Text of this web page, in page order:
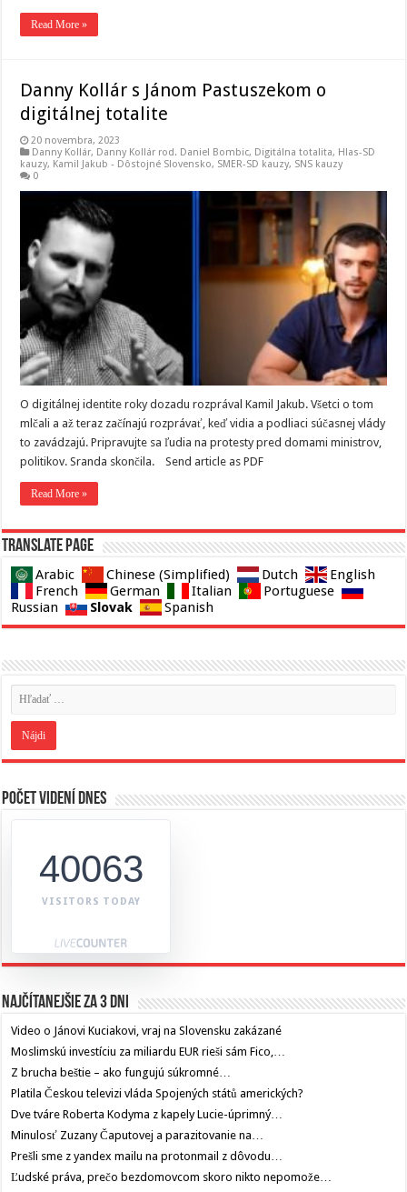
Read More »
Danny Kollár s Jánom Pastuszekom o
digitálnej totalite
20 novembra, 2023
Danny Kollár, Danny Kollár rod. Daniel Bombic, Digitálna totalita, Hlas-SD
kauzy, Kamil Jakub - Dôstojné Slovensko, SMER-SD kauzy, SNS kauzy
0
O digitálnej identite roky dozadu rozprával Kamil Jakub. Všetci o tom
mlčali a až teraz začínajú rozprávať, keď vidia a podliaci súčasnej vlády
to zavádzajú. Pripravujte sa ľudia na protesty pred domami ministrov,
politikov. Sranda skončila. Send article as PDF
Read More »
Translate page
Arabic Chinese (Simplified) Dutch
English
French
German Italian
Portuguese
Russian
Slovak Spanish
Počet videní dnes
40063
VISITORS TODAY
Najčítanejšie za 3 dni
Video o Jánovi Kuciakovi, vraj na Slovensku zakázané
Moslimskú investíciu za miliardu EUR rieši sám Fico,…
Z brucha beštie – ako fungujú súkromné…
Platila Českou televizi vláda Spojených států amerických?
Dve tváre Roberta Kodyma z kapely Lucie-úprimný…
Minulosť Zuzany Čaputovej a parazitovanie na…
Prešli sme z yandex mailu na protonmail z dôvodu…
Ľudské práva, prečo bezdomovcom skoro nikto nepomože…